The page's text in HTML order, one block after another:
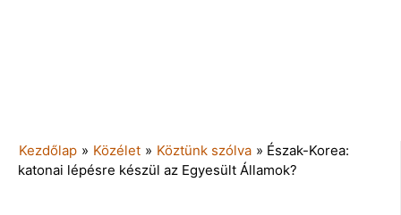
Kezdőlap » Közélet » Köztünk szólva » Észak-Korea:
katonai lépésre készül az Egyesült Államok?